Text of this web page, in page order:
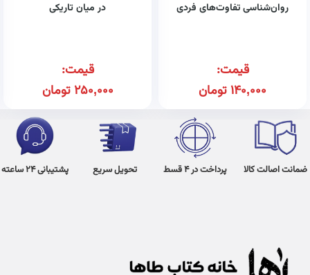
روان‌شناسی تفاوت‌های فردی
قیمت:
140,000تومان
در میان تاریکی
قیمت:
250,000تومان
ضمانت اصالت کالا پرداخت در 4 قسط تحویل سریع پشتیبانی 24 ساعته